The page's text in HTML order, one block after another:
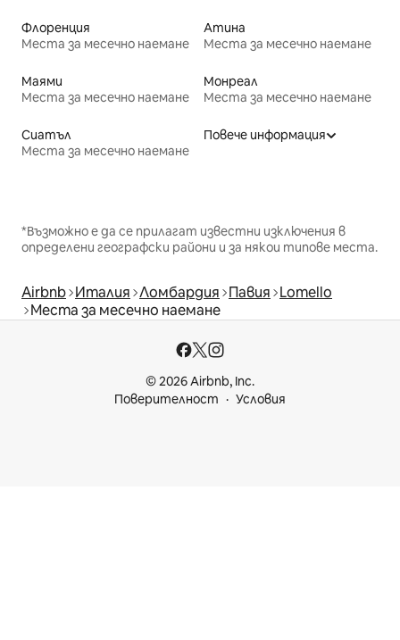
Флоренция
Места за месечно наемане
Атина
Места за месечно наемане
Маями
Места за месечно наемане
Монреал
Места за месечно наемане
Сиатъл
Места за месечно наемане
Повече информация
*Възможно е да се прилагат известни изключения в
определени географски райони и за някои типове места.
Airbnb Италия Ломбардия Павия Lomello
Места за месечно наемане
© 2026 Airbnb, Inc.
Поверителност
Условия